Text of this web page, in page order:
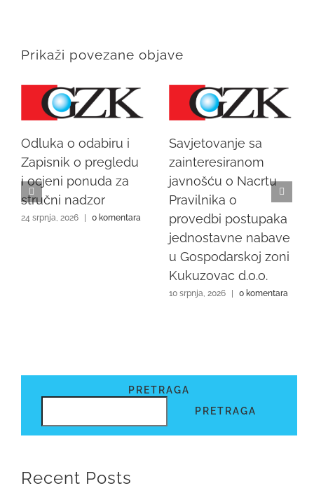
Prikaži povezane objave
Odluka o odabiru i
Zapisnik o pregledu
i ocjeni ponuda za
stručni nadzor
24 srpnja, 2026 0 komentara
Savjetovanje sa
zainteresiranom
javnošću o Nacrtu
Pravilnika o
provedbi postupaka
jednostavne nabave
u Gospodarskoj zoni
Kukuzovac d.o.o.
10 srpnja, 2026 0 komentara
PRETRAGA
PRETRAGA
Recent Posts